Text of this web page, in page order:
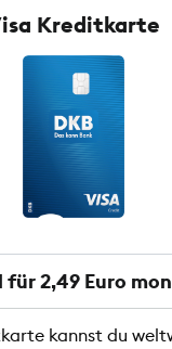
Kreditkarte
2,49 Euro
kannst du